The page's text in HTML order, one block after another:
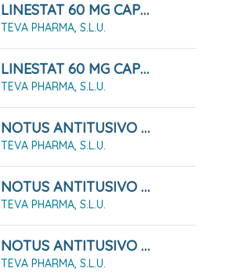
LINESTAT 60 MG CAPSULAS DURAS, 120 CÁPSULAS
TEVA PHARMA, S.L.U.
LINESTAT 60 MG CAPSULAS DURAS, 84 Cápsulas ( Blister )
TEVA PHARMA, S.L.U.
NOTUS ANTITUSIVO 10 MG PASTILLAS PARA CHUPAR SABOR MIEL - LIMON , 24 Pastillas
TEVA PHARMA, S.L.U.
NOTUS ANTITUSIVO 2 Mg/ml SOLUCION ORAL , 1 Frasco De 200 Ml
TEVA PHARMA, S.L.U.
NOTUS ANTITUSIVO Y EXPECTORANTE 2 Mg/ml + 20 Mg/ml Solución Oral. 200 Ml
TEVA PHARMA, S.L.U.